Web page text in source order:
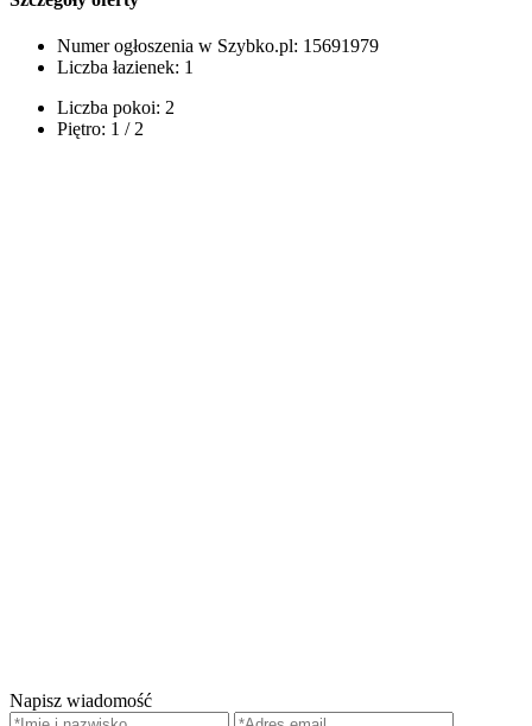
Numer ogłoszenia w Szybko.pl: 15691979
Liczba łazienek: 1
Liczba pokoi: 2
Piętro: 1 / 2
Napisz wiadomość